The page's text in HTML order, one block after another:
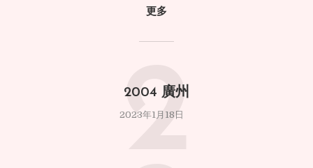
更多
2004 廣州
2023年1月18日
2